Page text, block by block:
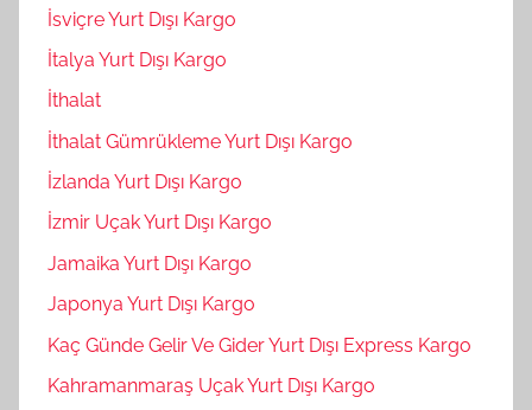
İsviçre Yurt Dışı Kargo
İtalya Yurt Dışı Kargo
İthalat
İthalat Gümrükleme Yurt Dışı Kargo
İzlanda Yurt Dışı Kargo
İzmir Uçak Yurt Dışı Kargo
Jamaika Yurt Dışı Kargo
Japonya Yurt Dışı Kargo
Kaç Günde Gelir Ve Gider Yurt Dışı Express Kargo
Kahramanmaraş Uçak Yurt Dışı Kargo